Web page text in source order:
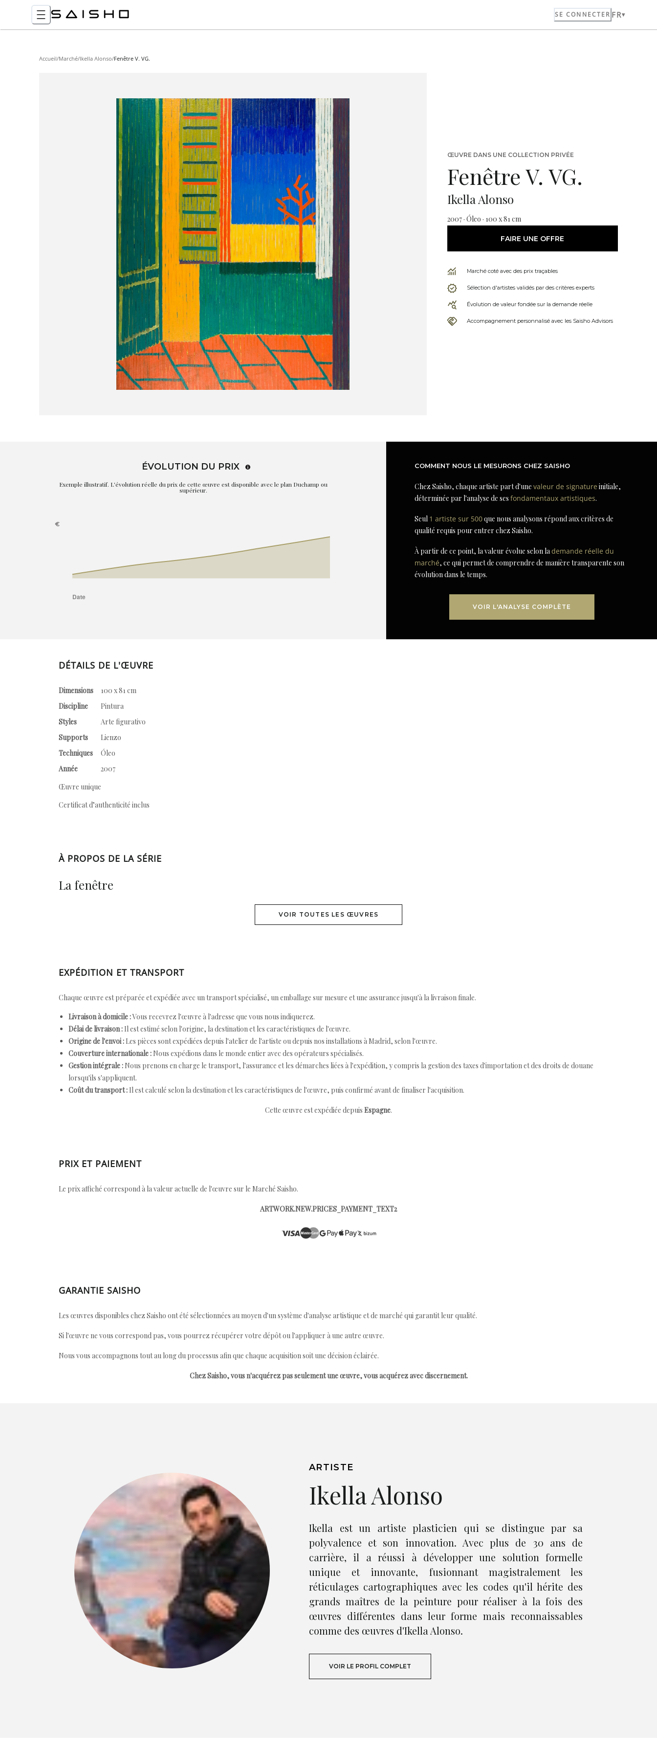
SE CONNECTER FR
Accueil/Marché/Ikella Alonso/Fenêtre V. VG.
ŒUVRE DANS UNE COLLECTION PRIVÉE
Fenêtre V. VG.
Ikella Alonso
2007 · Óleo · 100 x 81 cm
FAIRE UNE OFFRE
Marché coté avec des prix traçables
Sélection d'artistes validés par des critères experts
Évolution de valeur fondée sur la demande réelle
Accompagnement personnalisé avec les Saisho Advisors
ÉVOLUTION DU PRIX
Exemple illustratif. L'évolution réelle du prix de cette œuvre est disponible avec le plan Duchamp ou
supérieur.
COMMENT NOUS LE MESURONS CHEZ SAISHO
Chez Saisho, chaque artiste part d'unevaleur de signature initiale,
déterminée par l'analyse de sesfondamentaux artistiques.
Seul 1 artiste sur 500que nous analysons répond aux critères de
qualité requis pour entrer chez Saisho.
À partir de ce point, la valeur évolue selon lademande réelle du
marché, ce qui permet de comprendre de manière transparente son
évolution dans le temps.
VOIR L'ANALYSE COMPLÈTE
DÉTAILS DE L'ŒUVRE
Dimensions
100 x 81 cm
Discipline
Pintura
Styles
Arte figurativo
Supports
Lienzo
Techniques
Óleo
Année
2007
Œuvre unique
Certificat d’authenticité inclus
À PROPOS DE LA SÉRIE
La fenêtre
VOIR TOUTES LES ŒUVRES
EXPÉDITION ET TRANSPORT
Chaque œuvre est préparée et expédiée avec un transport spécialisé, un emballage sur mesure et une assurance jusqu'à la livraison finale.
Livraison à domicile :Vous recevrez l'œuvre à l'adresse que vous nous indiquerez.
Délai de livraison : Il est estimé selon l'origine, la destination et les caractéristiques de l'œuvre.
Origine de l'envoi : Les pièces sont expédiées depuis l'atelier de l'artiste ou depuis nos installations à Madrid, selon l'œuvre.
Couverture internationale : Nous expédions dans le monde entier avec des opérateurs spécialisés.
Gestion intégrale : Nous prenons en charge le transport, l'assurance et les démarches liées à l'expédition, y compris la gestion des taxes d'importation et des droits de douane
lorsqu'ils s'appliquent.
Coût du transport : Il est calculé selon la destination et les caractéristiques de l'œuvre, puis confirmé avant de finaliser l'acquisition.
Cette œuvre est expédiée depuis Espagne.
PRIX ET PAIEMENT
Le prix affiché correspond à la valeur actuelle de l'œuvre sur le Marché Saisho.
ARTWORK.NEW.PRICES_PAYMENT_TEXT2
GARANTIE SAISHO
Les œuvres disponibles chez Saisho ont été sélectionnées au moyen d'un système d'analyse artistique et de marché qui garantit leur qualité.
Si l'œuvre ne vous correspond pas, vous pourrez récupérer votre dépôt ou l'appliquer à une autre œuvre.
Nous vous accompagnons tout au long du processus afin que chaque acquisition soit une décision éclairée.
Chez Saisho, vous n'acquérez pas seulement une œuvre, vous acquérez avec discernement.
ARTISTE
Ikella Alonso
Ikella est un artiste plasticien qui se distingue par sa
polyvalence et son innovation. Avec plus de 30 ans de
carrière, il a réussi à développer une solution formelle
unique et innovante, fusionnant magistralement les
réticulages cartographiques avec les codes qu'il hérite des
grands maîtres de la peinture pour réaliser à la fois des
œuvres différentes dans leur forme mais reconnaissables
comme des œuvres d'Ikella Alonso.
VOIR LE PROFIL COMPLET